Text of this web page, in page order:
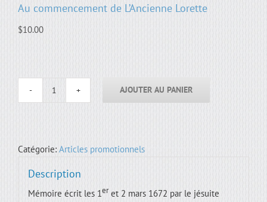
Au commencement de L’Ancienne Lorette
$10.00
quantité
L'Ancienne
AJOUTER AU PANIER
Catégorie: Articles promotionnels
Description
Mémoire écrit les 1er et 2 mars 1672 par le jésuite